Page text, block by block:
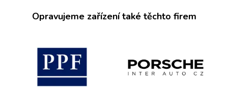
Opravujeme zařízení také těchto firem